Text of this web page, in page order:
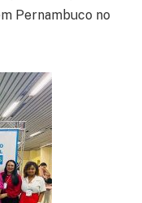
Pernambuco no